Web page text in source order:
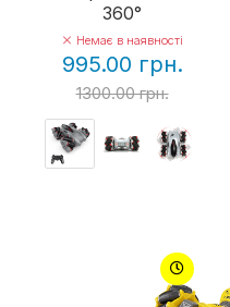
360°
Немає в наявності
995.00 грн.
1300.00 грн.